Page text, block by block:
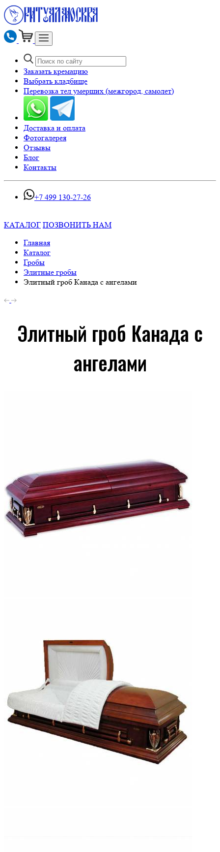
Заказать кремацию
Выбрать кладбище
Перевозка тел умерших (межгород, самолет)
Доставка и оплата
Фотогалерея
Отзывы
Блог
Контакты
+7 499 130-27-26
КАТАЛОГ ПОЗВОНИТЬ НАМ
Главная
Каталог
Гробы
Элитные гробы
Элитный гроб Канада с ангелами
Элитный гроб Канада с
ангелами